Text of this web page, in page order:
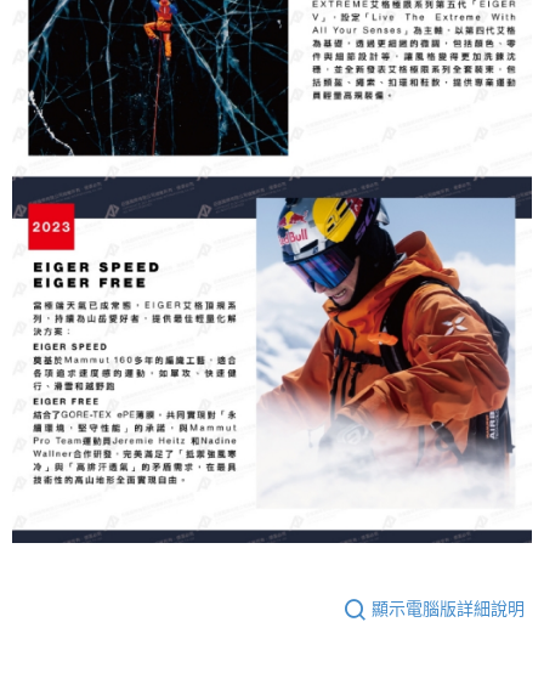
顯示電腦版詳細說明